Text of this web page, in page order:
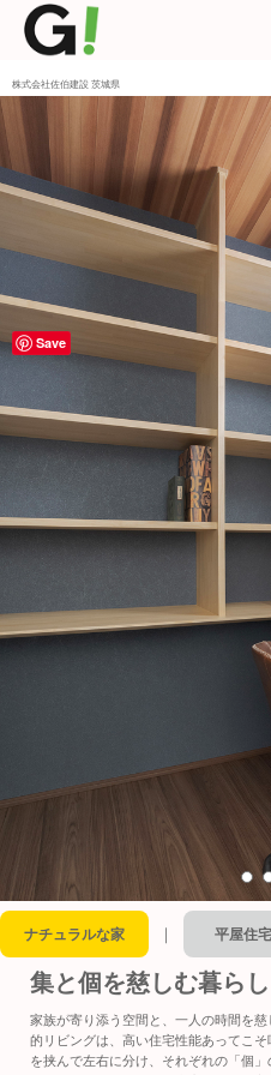
株式会社佐伯建設 茨城県
ナチュラルな家 ｜ 平屋住宅
集と個を慈しむ暮らし
家族が寄り添う空間と、一人の時間を
的リビングは、高い住宅性能あってこ
を挟んで左右に分け、それぞれの「個
Save